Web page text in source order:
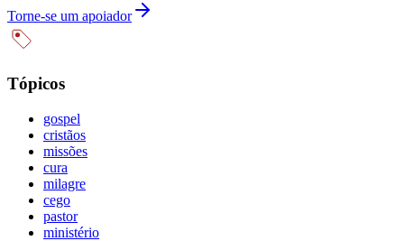
Torne-se um apoiador
Tópicos
gospel
cristãos
missões
cura
milagre
cego
pastor
ministério